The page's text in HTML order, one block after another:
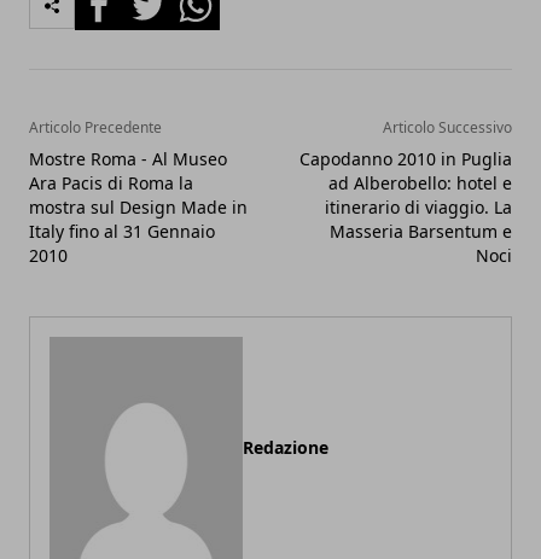
Articolo Precedente
Mostre Roma - Al Museo
Ara Pacis di Roma la
mostra sul Design Made in
Italy fino al 31 Gennaio
2010
Articolo Successivo
Capodanno 2010 in Puglia
ad Alberobello: hotel e
itinerario di viaggio. La
Masseria Barsentum e
Noci
Redazione